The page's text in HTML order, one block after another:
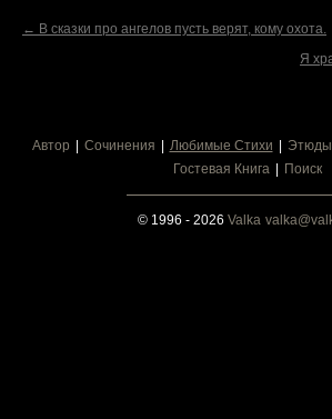
← В сказки про ангелов пусть верят, кому охота.
Я
Автор Сочинения Любимые Стихи Этюды
Гостевая Книга
Поиск
© 1996 - 2026 Valka